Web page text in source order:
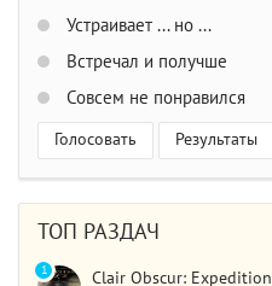
Устраивает ... но ...
Встречал и получше
Совсем не понравился
Голосовать Результаты
ТОП РАЗДАЧ
Clair Obscur:
1